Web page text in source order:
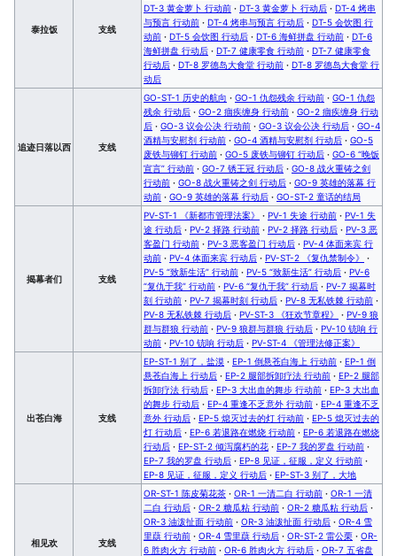
泰拉饭 支线
DT-3 黄金萝卜 行动前 · DT-3 黄金萝卜 行动后 · DT-4 烤串
与预言 行动前 · DT-4 烤串与预言 行动后 · DT-5 会饮图 行
动前 · DT-5 会饮图 行动后 · DT-6 海鲜拼盘 行动前 · DT-6
海鲜拼盘 行动后 · DT-7 健康零食 行动前 · DT-7 健康零食
行动后 · DT-8 罗德岛大食堂 行动前 · DT-8 罗德岛大食堂 行
动后
追迹日落以西 支线
GO-ST-1 历史的航向 · GO-1 仇怨残余 行动前 · GO-1 仇怨
残余 行动后 · GO-2 痼疾缠身 行动前 · GO-2 痼疾缠身 行动
后 · GO-3 议会公决 行动前 · GO-3 议会公决 行动后 · GO-4
酒精与安慰剂 行动前 · GO-4 酒精与安慰剂 行动后 · GO-5
废铁与铆钉 行动前 · GO-5 废铁与铆钉 行动后 · GO-6 “晚饭
宣言” 行动前 · GO-7 锈王冠 行动后 · GO-8 战火重铸之剑
行动前 · GO-8 战火重铸之剑 行动后 · GO-9 英雄的落幕 行
动前 · GO-9 英雄的落幕 行动后 · GO-ST-2 童话的结局
揭幕者们 支线
PV-ST-1 《新都市管理法案》 · PV-1 失途 行动前 · PV-1 失
途 行动后 · PV-2 择路 行动前 · PV-2 择路 行动后 · PV-3 恶
客盈门 行动前 · PV-3 恶客盈门 行动后 · PV-4 体面来宾 行
动前 · PV-4 体面来宾 行动后 · PV-ST-2 《复仇禁制令》
·
PV-5 “致新生活” 行动前 · PV-5 “致新生活” 行动后 · PV-6
“复仇于我” 行动前 · PV-6 “复仇于我” 行动后 · PV-7 揭幕时
刻 行动前 · PV-7 揭幕时刻 行动后 · PV-8 无私铁棘 行动前 ·
PV-8 无私铁棘 行动后 · PV-ST-3 《狂欢节章程》 · PV-9 狼
群与群狼 行动前 · PV-9 狼群与群狼 行动后 · PV-10 铳响 行
动前 · PV-10 铳响 行动后 · PV-ST-4 《管理法修正案》
出苍白海 支线
EP-ST-1 别了，盐漠 · EP-1 倒悬苍白海上 行动前 · EP-1 倒
悬苍白海上 行动后 · EP-2 腿部拆卸疗法 行动前 · EP-2 腿部
拆卸疗法 行动后 · EP-3 大出血的舞步 行动前 · EP-3 大出血
的舞步 行动后 · EP-4 重逢不乏意外 行动前 · EP-4 重逢不乏
意外 行动后 · EP-5 熄灭过去的灯 行动前 · EP-5 熄灭过去的
灯 行动后 · EP-6 若退路在燃烧 行动前 · EP-6 若退路在燃烧
行动后 · EP-ST-2 倾泻腐朽的花 · EP-7 我的罗盘 行动前 ·
EP-7 我的罗盘 行动后 · EP-8 见证，征服，定义 行动前 ·
EP-8 见证，征服，定义 行动后 · EP-ST-3 别了，大地
相见欢 支线
OR-ST-1 陈皮菊花茶 · OR-1 一清二白 行动前 · OR-1 一清
二白 行动后 · OR-2 糖瓜粘 行动前 · OR-2 糖瓜粘 行动后 ·
OR-3 油泼扯面 行动前 · OR-3 油泼扯面 行动后 · OR-4 雪
里蕻 行动前 · OR-4 雪里蕻 行动后 · OR-ST-2 雷公栗 · OR-
6 胜肉火方 行动前 · OR-6 胜肉火方 行动后 · OR-7 五省盘